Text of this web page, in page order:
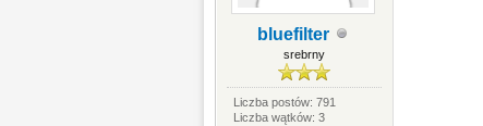
bluefilter
srebrny
Liczba postów: 791
Liczba wątków: 3